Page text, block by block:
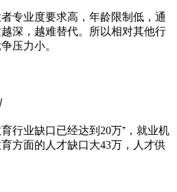
专业度要求高，年龄限制低，通
深，越难替代。所以相对其他行
压力小。
行业缺口已经达到20万⁺，就业机
方面的人才缺口大43万，人才供